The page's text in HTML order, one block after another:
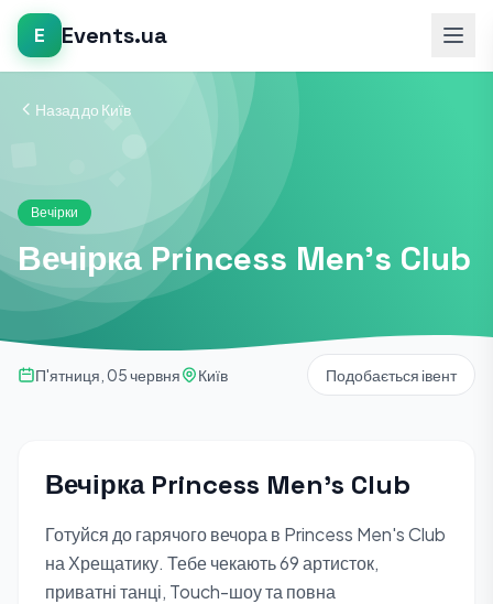
E Events.ua
Назад до Київ
Вечірки
Вечірка Princess Men's Club
П'ятниця, 05 червня Київ Подобається івент
Вечірка Princess Men's Club
Готуйся до гарячого вечора в Princess Men's Club
на Хрещатику. Тебе чекають 69 артисток,
приватні танці, Touch-шоу та повна